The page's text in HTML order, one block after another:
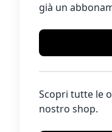
già un
Scopri tutte le
nostro shop.